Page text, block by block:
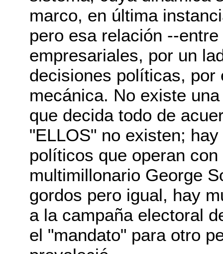
marco, en última
pero esa relación --
empresariales, por un
decisiones políticas,
mecánica. No existe
que decida todo de
"ELLOS" no existen;
políticos que operan
multimillonario George
gordos pero igual, hay
a la campaña electoral
el "mandato" para otro